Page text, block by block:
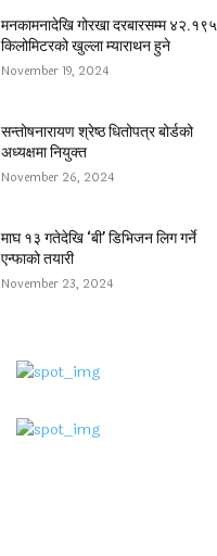
मनकामनादेखि गोरखा दरबारसम्म ४२.१९५
किलोमिटरको खुल्ला म्याराथन हुने
November 19, 2024
सन्तोषनारायण श्रेष्ठ धितोपत्र बोर्डको
अध्यक्षमा नियुक्त
November 26, 2024
माघ १३ गतेदेखि ‘बी’ डिभिजन लिग गर्ने
एन्फाको तयारी
November 23, 2024